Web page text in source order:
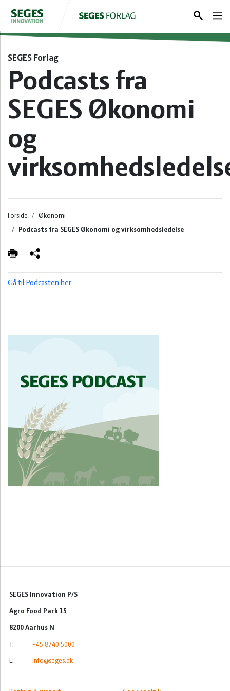
Søg
Forside
Gris
Planter
Tool
Bæredygtighed
Arbejdsmiljø
Maskiner
& teknik
Kartofler
Økonomi
SEGES Forlag
Podcasts fra
SEGES Økonomi
og
Forside
Økonomi
Podcasts fra SEGES Økonomi og virksomhedsledelse
Gå til Podcasten her
SEGES Innovation P/S
Agro Food Park 15
8200 Aarhus N
T: +45 8740 5000
E: info@seges.dk